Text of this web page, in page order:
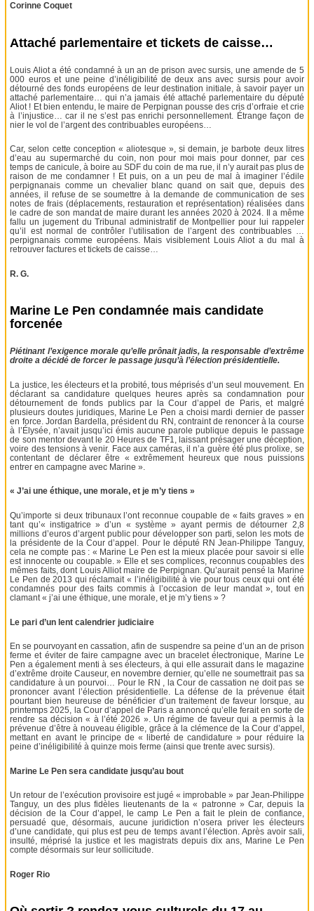
Corinne Coquet
Attaché parlementaire et tickets de caisse…
Louis Aliot a été condamné à un an de prison avec sursis, une amende de 5
000 euros et une peine d’inéligibilité de deux ans avec sursis pour avoir
détourné des fonds européens de leur destination initiale, à savoir payer un
attaché parlementaire… qui n’a jamais été attaché parlementaire du député
Aliot ! Et bien entendu, le maire de Perpignan pousse des cris d’orfraie et crie
à l’injustice… car il ne s’est pas enrichi personnellement. Étrange façon de
nier le vol de l’argent des contribuables européens…
Car, selon cette conception « aliotesque », si demain, je barbote deux litres
d’eau au supermarché du coin, non pour moi mais pour donner, par ces
temps de canicule, à boire au SDF du coin de ma rue, il n’y aurait pas plus de
raison de me condamner ! Et puis, on a un peu de mal à imaginer l’édile
perpignanais comme un chevalier blanc quand on sait que, depuis des
années, il refuse de se soumettre à la demande de communication de ses
notes de frais (déplacements, restauration et représentation) réalisées dans
le cadre de son mandat de maire durant les années 2020 à 2024. Il a même
fallu un jugement du Tribunal administratif de Montpellier pour lui rappeler
qu’il est normal de contrôler l’utilisation de l’argent des contribuables …
perpignanais comme européens. Mais visiblement Louis Aliot a du mal à
retrouver factures et tickets de caisse…
R. G.
Marine Le Pen condamnée mais candidate
forcenée
Piétinant l’exigence morale qu’elle prônait jadis, la responsable d’extrême
droite a décidé de forcer le passage jusqu’à l’élection présidentielle.
La justice, les électeurs et la probité, tous méprisés d’un seul mouvement. En
déclarant sa candidature quelques heures après sa condamnation pour
détournement de fonds publics par la Cour d’appel de Paris, et malgré
plusieurs doutes juridiques, Marine Le Pen a choisi mardi dernier de passer
en force. Jordan Bardella, président du RN, contraint de renoncer à la course
à l’Élysée, n’avait jusqu’ici émis aucune parole publique depuis le passage
de son mentor devant le 20 Heures de TF1, laissant présager une déception,
voire des tensions à venir. Face aux caméras, il n’a guère été plus prolixe, se
contentant de déclarer être « extrêmement heureux que nous puissions
entrer en campagne avec Marine ».
« J’ai une éthique, une morale, et je m’y tiens »
Qu’importe si deux tribunaux l’ont reconnue coupable de « faits graves » en
tant qu’« instigatrice » d’un « système » ayant permis de détourner 2,8
millions d’euros d’argent public pour développer son parti, selon les mots de
la présidente de la Cour d’appel. Pour le député RN Jean-Philippe Tanguy,
cela ne compte pas : « Marine Le Pen est la mieux placée pour savoir si elle
est innocente ou coupable. » Elle et ses complices, reconnus coupables des
mêmes faits, dont Louis Alliot maire de Perpignan. Qu’aurait pensé la Marine
Le Pen de 2013 qui réclamait « l’inéligibilité à vie pour tous ceux qui ont été
condamnés pour des faits commis à l’occasion de leur mandat », tout en
clamant « j’ai une éthique, une morale, et je m’y tiens » ?
Le pari d’un lent calendrier judiciaire
En se pourvoyant en cassation, afin de suspendre sa peine d’un an de prison
ferme et éviter de faire campagne avec un bracelet électronique, Marine Le
Pen a également menti à ses électeurs, à qui elle assurait dans le magazine
d’extrême droite Causeur, en novembre dernier, qu’elle ne soumettrait pas sa
candidature à un pourvoi… Pour le RN , la Cour de cassation ne doit pas se
prononcer avant l’élection présidentielle. La défense de la prévenue était
pourtant bien heureuse de bénéficier d’un traitement de faveur lorsque, au
printemps 2025, la Cour d’appel de Paris a annoncé qu’elle ferait en sorte de
rendre sa décision « à l’été 2026 ». Un régime de faveur qui a permis à la
prévenue d’être à nouveau éligible, grâce à la clémence de la Cour d’appel,
mettant en avant le principe de « liberté de candidature » pour réduire la
peine d’inéligibilité à quinze mois ferme (ainsi que trente avec sursis).
Marine Le Pen sera candidate jusqu’au bout
Un retour de l’exécution provisoire est jugé « improbable » par Jean-Philippe
Tanguy, un des plus fidèles lieutenants de la « patronne » Car, depuis la
décision de la Cour d’appel, le camp Le Pen a fait le plein de confiance,
persuadé que, désormais, aucune juridiction n’osera priver les électeurs
d’une candidate, qui plus est peu de temps avant l’élection. Après avoir sali,
insulté, méprisé la justice et les magistrats depuis dix ans, Marine Le Pen
compte désormais sur leur sollicitude.
Roger Rio